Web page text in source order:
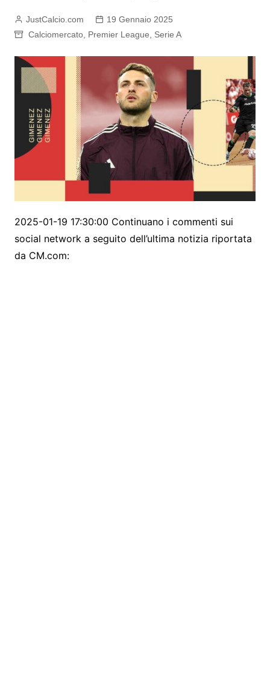
JustCalcio.com
19 Gennaio 2025
Calciomercato, Premier League Serie A
2025-01-19 17:30:00 Continuano i commenti sui
social network a seguito dell’ultima notizia riportata
da CM.com: